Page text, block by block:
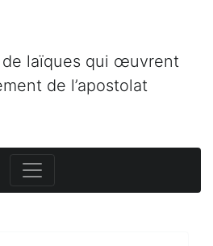
de laïques qui œuvrent
de l’apostolat